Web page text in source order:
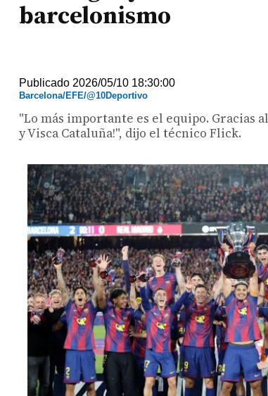
barcelonismo
Publicado 2026/05/10 18:30:00
Barcelona/EFE/@10Deportivo
"Lo más importante es el equipo. Gracias
y Visca Cataluña!", dijo el técnico Flick.